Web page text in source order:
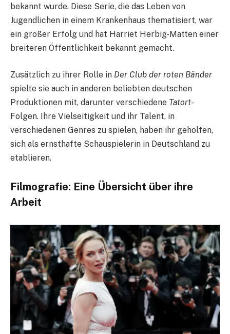
bekannt wurde. Diese Serie, die das Leben von
Jugendlichen in einem Krankenhaus thematisiert, war
ein großer Erfolg und hat Harriet Herbig-Matten einer
breiteren Öffentlichkeit bekannt gemacht.
Zusätzlich zu ihrer Rolle in Der Club der roten Bänder
spielte sie auch in anderen beliebten deutschen
Produktionen mit, darunter verschiedene Tatort-
Folgen. Ihre Vielseitigkeit und ihr Talent, in
verschiedenen Genres zu spielen, haben ihr geholfen,
sich als ernsthafte Schauspielerin in Deutschland zu
etablieren.
Filmografie: Eine Übersicht über ihre
Arbeit